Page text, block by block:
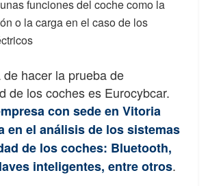
funciones del coche como la
o la carga en el caso de los
hacer la prueba de
de los coches es Eurocybcar.
con sede en Vitoria
en el análisis de los sistemas
de los coches: Bluetooth,
inteligentes, entre otros.